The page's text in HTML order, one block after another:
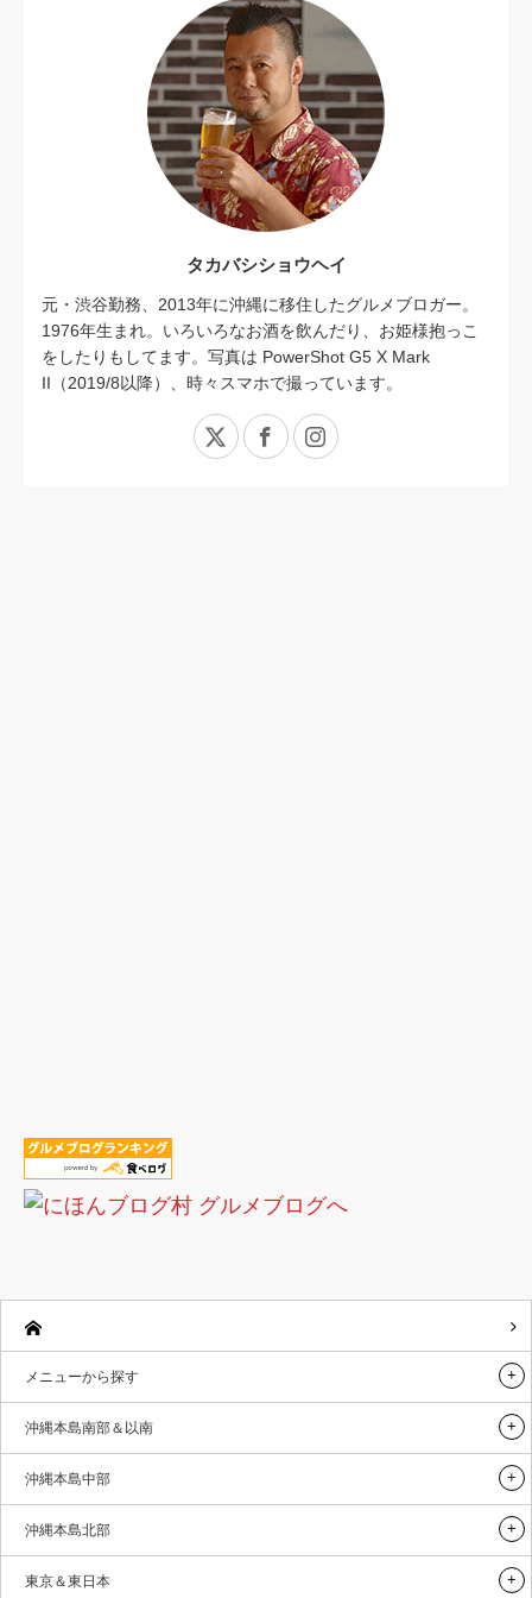
タカバシショウヘイ
元・渋谷勤務、2013年に沖縄に移住したグルメブロガー。
1976年生まれ。いろいろなお酒を飲んだり、お姫様抱っこ
をしたりもしてます。写真は PowerShot G5 X Mark
II（2019/8以降）、時々スマホで撮っています。
X FacebookInstagram
メニューから探す
沖縄本島南部＆以南
沖縄本島中部
沖縄本島北部
東京＆東日本